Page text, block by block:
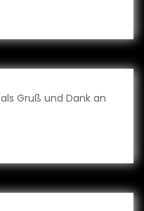
als Gruß und Dank an